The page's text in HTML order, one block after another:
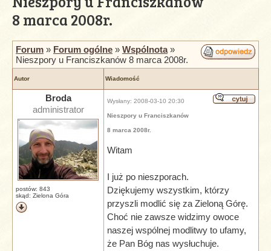
8 marca 2008r.
Forum » Forum ogólne » Wspólnota»
Nieszpory u Franciszkanów 8 marca 2008r.
Autor Wiadomość
Broda
administrator
postów: 843
skąd: Zielona Góra
Wysłany: 2008-03-10 20:30
Nieszpory u Franciszkanów
8 marca 2008r.
Witam
I już po nieszporach.
Dziękujemy wszystkim, którzy
przyszli modlić się za Zieloną Górę.
Choć nie zawsze widzimy owoce
naszej wspólnej modlitwy to ufamy,
że Pan Bóg nas wysłuchuje.